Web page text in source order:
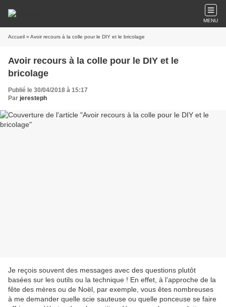
MENU
Accueil » Avoir recours à la colle pour le DIY et le bricolage
Avoir recours à la colle pour le DIY et le
bricolage
Publié le 30/04/2018 à 15:17
Par jeresteph
Je reçois souvent des messages avec des questions plutôt
basées sur les outils ou la technique ! En effet, à l’approche de la
fête des mères ou de Noël, par exemple, vous êtes nombreuses
à me demander quelle scie sauteuse ou quelle ponceuse se faire